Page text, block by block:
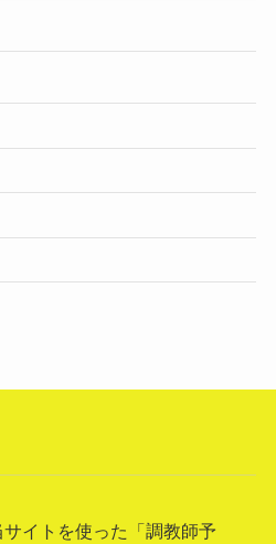
サイトを使った「調教師予